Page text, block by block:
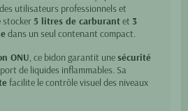
utilisateurs professionnels et
stocker5 litres de carburantet 3
dans un seul contenant compact.
ONU , ce bidon garantit unesécurité
de liquides inflammables. Sa
facilite le contrôle visuel des niveaux